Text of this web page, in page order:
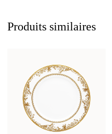
Produits similaires